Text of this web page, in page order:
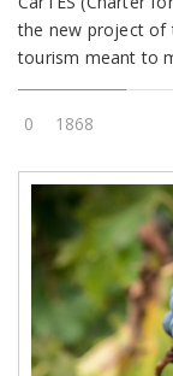
the new project of
tourism meant to
0 1868